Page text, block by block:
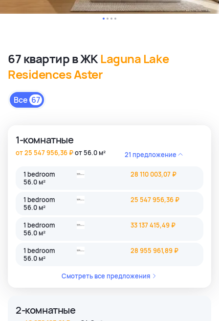
67 квартир в ЖКLaguna Lake
Residences Aster
Все 67
1-комнатные
от 56.0 м²
от 25 547 956,36 ₽ 21 предложение
1 bedroom
56.0 м²
28 110 003,07 ₽
1 bedroom
56.0 м²
25 547 956,36 ₽
1 bedroom
56.0 м²
33 137 415,49 ₽
1 bedroom
56.0 м²
28 955 961,89 ₽
Смотреть все предложения
2-комнатные